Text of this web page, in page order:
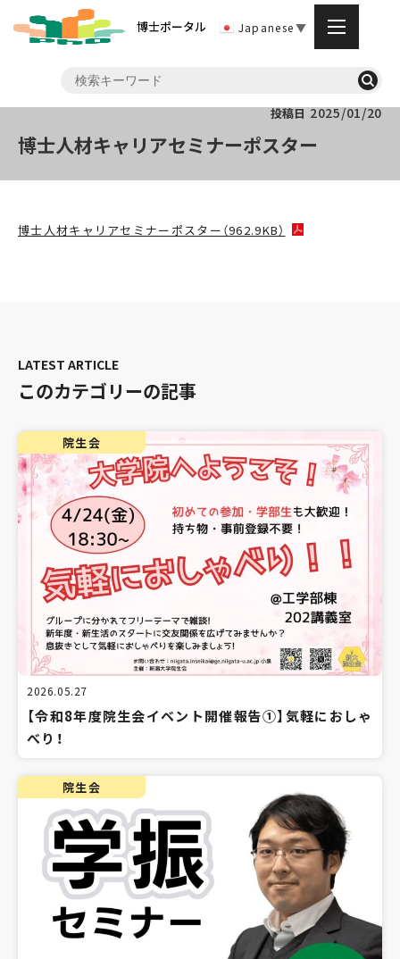
博士ポータル Japanese▼
投稿日 2025/01/20
博士人材キャリアセミナーポスター
博士人材キャリアセミナーポスター（962.9KB）
このカテゴリーの記事
院生会
2026.05.27
【令和8年度院生会イベント開催報告①】気軽におしゃ
べり！
院生会